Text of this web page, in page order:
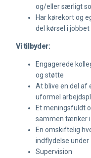
og/eller særligt
Har kørekort og
del kørsel i jobbet
Vi tilbyder:
Engagerede
og støtte
At blive en del af
uformel
Et meningsfuldt
sammen tænker
En omskiftelig
indflydelse under
Supervision